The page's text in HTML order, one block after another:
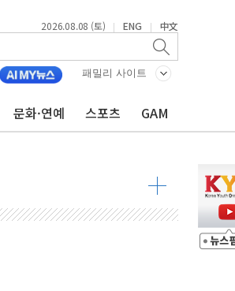
2026.08.08 (토) | ENG | 中文
패밀리 사이트
문화·연예 스포츠 GAM
원 '총력'
피해·통제구간 없어
보
정청래 42.08%
래 43.27% 송영길 11.63%